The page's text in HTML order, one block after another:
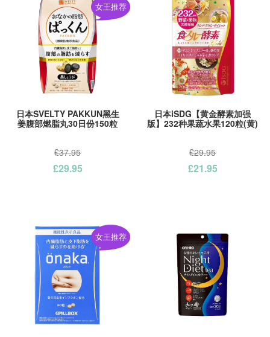
日本SVELTY PAKKUN黑生
姜腹部燃脂丸30日份150粒
女王推荐
£37.95
£29.95
日本iSDG【黄金酵素加强
版】232种果蔬水果120粒(黄)
£29.95
£21.95
女王推荐